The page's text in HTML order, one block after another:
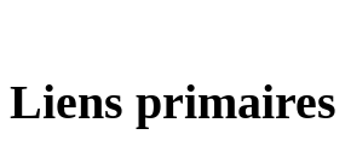
Liens primaires